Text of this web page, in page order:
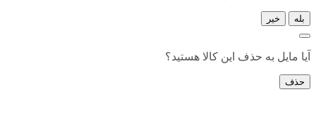
بله خیر
آیا مایل به حذف این کالا هستید؟
حذف